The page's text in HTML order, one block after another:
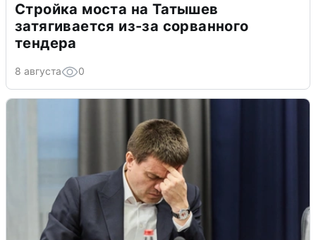
Стройка моста на Татышев
затягивается из-за сорванного
тендера
8 августа 0